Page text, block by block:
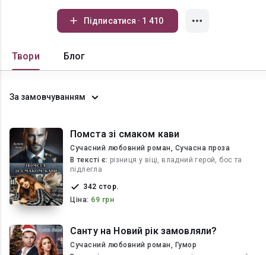
Підписатися · 1 410
Твори Блог
За замовчуванням
Помста зі смаком кави
Сучасний любовний роман, Сучасна проза
В текcті є: різниця у віці, владний герой, бос та
підлегла
342 стор.
Ціна: 69 грн
Санту на Новий рік замовляли?
Сучасний любовний роман, Гумор